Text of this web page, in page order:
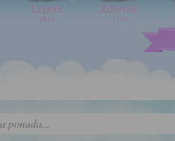
Lepota
(81)
Zdravlje
(34)